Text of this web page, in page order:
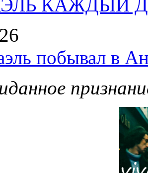
КАЖДЫЙ
побывал в